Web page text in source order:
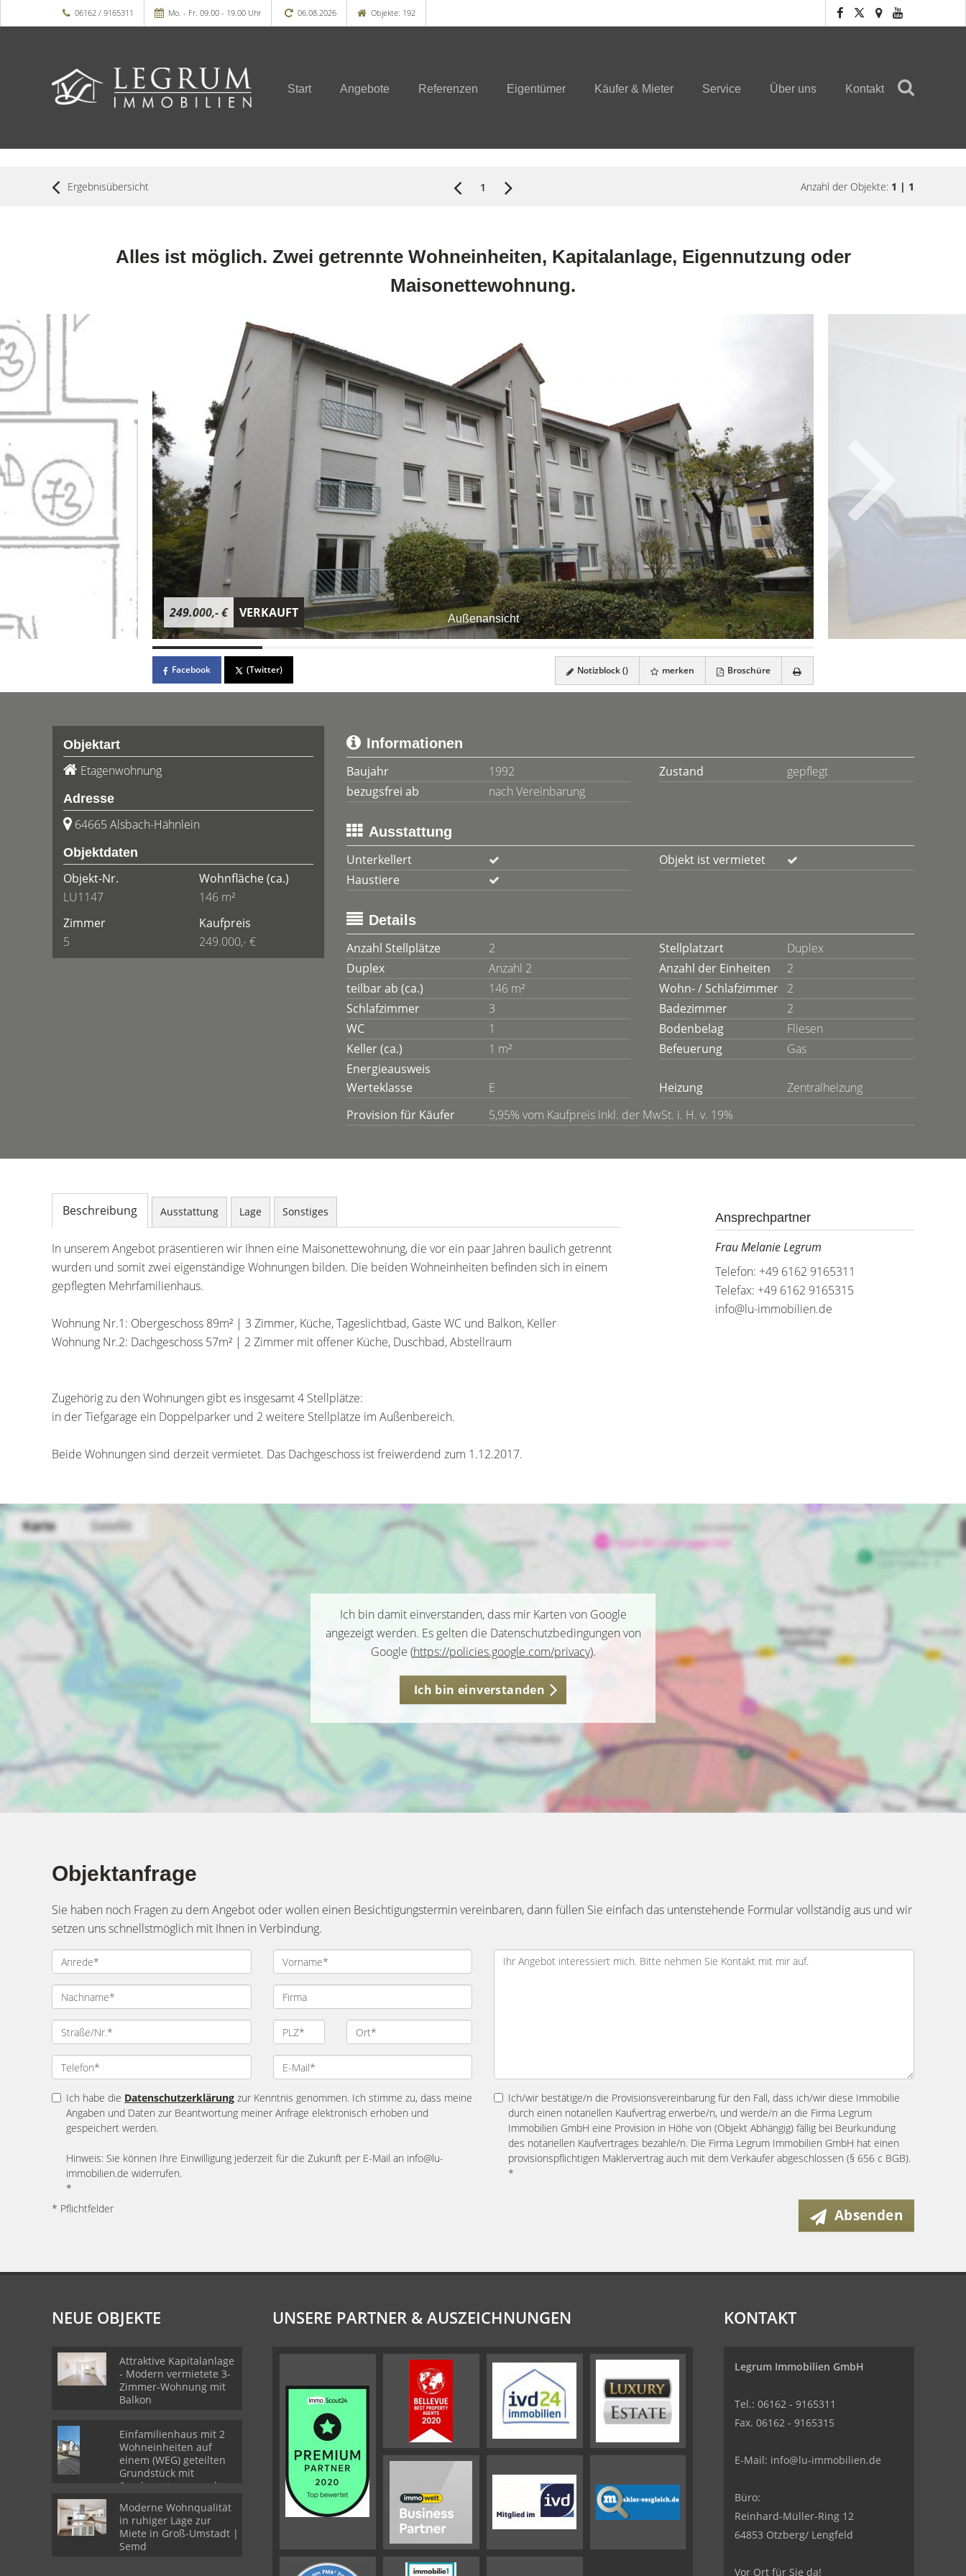
06162 / 9165311 Mo. - Fr. 09.00 - 19.00 Uhr 06.08.2026 Objekte: 192
Start Angebote Referenzen Eigentümer Käufer & Mieter Service Über uns Kontakt
Ergebnisübersicht 1 Anzahl der Objekte: 1 | 1
Alles ist möglich. Zwei getrennte Wohneinheiten, Kapitalanlage, Eigennutzung oder
Maisonettewohnung.
Außenansicht
249.000,- € VERKAUFT
Facebook (Twitter) Notizblock () merken Broschüre
Objektart
Etagenwohnung
Adresse
64665 Alsbach-Hähnlein
Objektdaten
Objekt-Nr.
LU1147
Wohnfläche(ca.)
146 m²
Zimmer
5
Kaufpreis
249.000,- €
Informationen
Baujahr
1992 Zustand
gepflegt
bezugsfrei ab
nach Vereinbarung
Ausstattung
Unterkellert
Objekt ist vermietet
Haustiere
Details
Anzahl Stellplätze
2 Stellplatzart
Duplex
Duplex
Anzahl 2 Anzahl der Einheiten
2
teilbar ab (ca.)
146 m² Wohn- / Schlafzimmer 2
Schlafzimmer
3 Badezimmer
2
WC
1 Bodenbelag
Fliesen
Keller (ca.)
1 m² Befeuerung
Gas
Energieausweis
Werteklasse
E Heizung
Zentralheizung
Provision für Käufer
5,95% vom Kaufpreis inkl. der MwSt. i. H. v. 19%
Beschreibung Ausstattung Lage Sonstiges
In unserem Angebot präsentieren wir Ihnen eine Maisonettewohnung, die vor ein paar Jahren baulich getrennt
wurden und somit zwei eigenständige Wohnungen bilden. Die beiden Wohneinheiten befinden sich in einem
gepflegten Mehrfamilienhaus.
Wohnung Nr.1: Obergeschoss 89m² | 3 Zimmer, Küche, Tageslichtbad, Gäste WC und Balkon, Keller
Wohnung Nr.2: Dachgeschoss 57m² | 2 Zimmer mit offener Küche, Duschbad, Abstellraum
Zugehörig zu den Wohnungen gibt es insgesamt 4 Stellplätze:
in der Tiefgarage ein Doppelparker und 2 weitere Stellplätze im Außenbereich.
Beide Wohnungen sind derzeit vermietet. Das Dachgeschoss ist freiwerdend zum 1.12.2017.
Ansprechpartner
Frau Melanie Legrum
Telefon: +49 6162 9165311
Telefax: +49 6162 9165315
info@lu-immobilien.de
Ich bin damit einverstanden, dass mir Karten von Google
angezeigt werden. Es gelten die Datenschutzbedingungen von
Google (https://policies.google.com/privacy).
Ich bin einverstanden
Objektanfrage
Sie haben noch Fragen zu dem Angebot oder wollen einen Besichtigungstermin vereinbaren, dann füllen Sie einfach das untenstehende Formular vollständig aus und wir
setzen uns schnellstmöglich mit Ihnen in Verbindung.
Ich habe die Datenschutzerklärung zur Kenntnis genommen. Ich stimme zu, dass meine
Angaben und Daten zur Beantwortung meiner Anfrage elektronisch erhoben und
gespeichert werden.
Hinweis: Sie können Ihre Einwilligung jederzeit für die Zukunft per E-Mail an info@lu-
immobilien.de widerrufen.
*
Ich/wir bestätige/n die Provisionsvereinbarung für den Fall, dass ich/wir diese Immobilie
durch einen notariellen Kaufvertrag erwerbe/n, und werde/n an die Firma Legrum
Immobilien GmbH eine Provision in Höhe von (Objekt Abhängig) fällig bei Beurkundung
des notariellen Kaufvertrages bezahle/n. Die Firma Legrum Immobilien GmbH hat einen
provisionspflichtigen Maklervertrag auch mit dem Verkäufer abgeschlossen (§ 656 c BGB).
*
* Pflichtfelder Absenden
NEUE OBJEKTE
Attraktive Kapitalanlage
- Modern vermietete 3-
Zimmer-Wohnung mit
Balkon
Einfamilienhaus mit 2
Wohneinheiten auf
einem (WEG) geteilten
Grundstück mit
Sondernutzungsrechten
Moderne Wohnqualität
in ruhiger Lage zur
Miete in Groß-Umstadt |
Semd
UNSERE PARTNER & AUSZEICHNUNGEN KONTAKT
Legrum Immobilien GmbH
Tel.: 06162 - 9165311
Fax. 06162 - 9165315
E-Mail: info@lu-immobilien.de
Büro:
Reinhard-Müller-Ring 12
64853 Otzberg/ Lengfeld
Vor Ort für Sie da!